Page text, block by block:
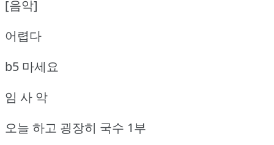
[음악]
어렵다
b5 마세요
임 사 악
오늘 하고 굉장히 국수 1부